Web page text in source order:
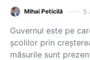
Mihai Peticilă 5
Guvernul este pe
școlilor prin
măsurile sunt